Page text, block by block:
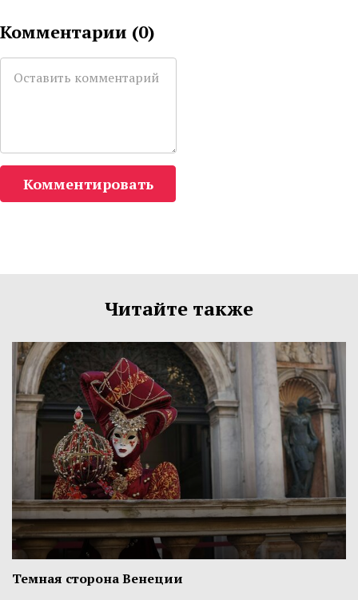
Комментарии (0)
Комментировать
Читайте также
Темная сторона Венеции